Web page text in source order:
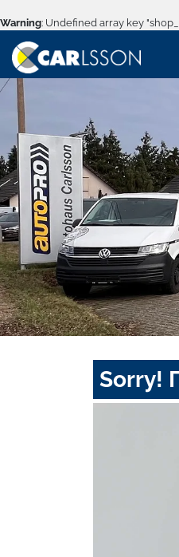
Warning: Undefined array key
Sorry!